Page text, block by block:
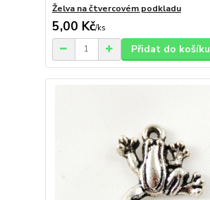
Želva na čtvercovém podkladu
5,00 Kč/ks
Přidat do košíku